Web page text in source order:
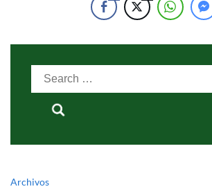
Search
Archivos